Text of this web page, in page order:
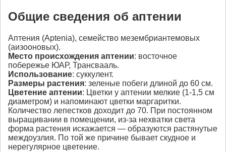
Общие сведения об аптении
Аптения (Aptenia), семейство мезембриантемовых
(аизооновых).
Место происхождения аптении: восточное
побережье ЮАР, Трансвааль.
Использование: суккулент.
Размеры растения: зеленые побеги длиной до 60 см.
Цветение аптении: Цветки у аптении мелкие (1-1,5 см
диаметром) и напоминают цветки маргаритки.
Количество лепестков доходит до 70. При постоянном
выращивании в помещении, из-за нехватки света
форма растения искажается — образуются растянутые
междоузлия. По той же причине бывает скудное и
нерегулярное цветение.